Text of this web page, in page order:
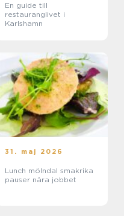
En guide till
restauranglivet i
Karlshamn
31. maj 2026
Lunch mölndal smakrika
pauser nära jobbet